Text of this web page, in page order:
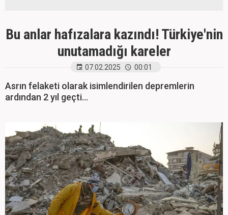
Bu anlar hafızalara kazındı! Türkiye'nin
unutamadığı kareler
07.02.2025 00:01
Asrın felaketi olarak isimlendirilen depremlerin
ardından 2 yıl geçti...